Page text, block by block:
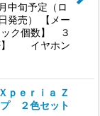
旬予定（ロ
発売） 【メー
ク個数】 ３
】 イヤホン
ｅｒｉａ Ｚ
２色セット